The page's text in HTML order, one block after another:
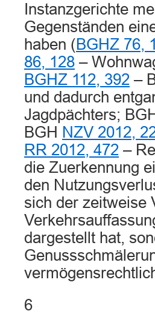
Instanzgerichte
Gegenständen
haben (BGHZ 76,
86, 128 –
BGHZ 112, 392 –
und dadurch
Jagdpächters;
BGH NZV 2012,
RR 2012, 472 –
die Zuerkennung
den
sich der zeitweise
dargestellt hat,
6